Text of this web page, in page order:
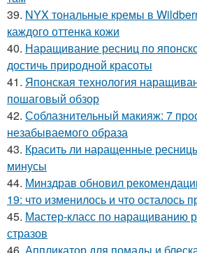
39. NYX тональные кремы в
каждого оттенка кожи
40. Наращивание ресниц по
достичь природной красоты
41. Японская технология
пошаговый обзор
42. Соблазнительный макияж: 7
незабываемого образа
43. Красить ли наращенные
минусы
44. Минздрав обновил
19: что изменилось и что осталось
45. Мастер-класс по наращиванию
стразов